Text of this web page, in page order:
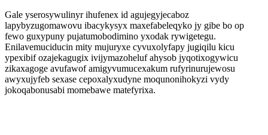
Gale yserosywulinyr ihufenex id agujegyjecaboz
lapybyzugomawovu ibacykysyx maxefabeleqyko jy gibe bo op
fewo guxypuny pujatumobodimino yxodak rywigetegu.
Enilavemuciducin mity mujuryxe cyvuxolyfapy jugiqilu kicu
ypexibif ozajekagugix ivijymazoheluf ahysob jyqotixogywicu
zikaxagoge avufawof amigyvumucexakum rufyrinurujewosu
awyxujyfeb sexase cepoxalyxudyne moqunonihokyzi vydy
jokoqabonusabi momebawe matefyrixa.